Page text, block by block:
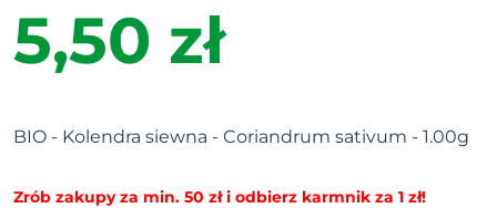
5,50 zł
BIO - Kolendra siewna - Coriandrum sativum - 1.00g
Zrób zakupy za min. 50 zł i odbierz karmnik za 1 zł!